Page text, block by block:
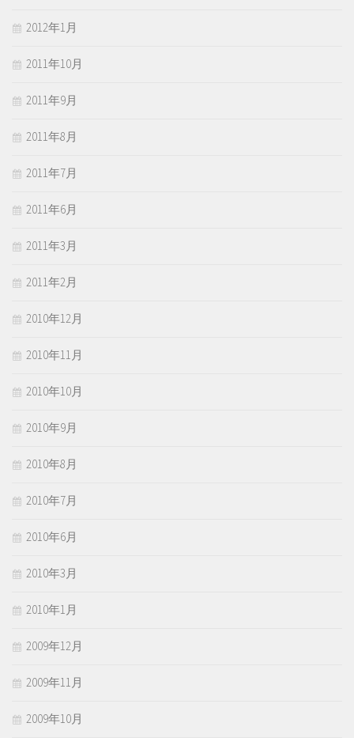
2012年1月
2011年10月
2011年9月
2011年8月
2011年7月
2011年6月
2011年3月
2011年2月
2010年12月
2010年11月
2010年10月
2010年9月
2010年8月
2010年7月
2010年6月
2010年3月
2010年1月
2009年12月
2009年11月
2009年10月